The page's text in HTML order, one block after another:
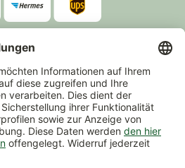
Zahlarten
Mehrwertsteuer zzgl.Versand
ausgenommen sind Gutscheine und
Events.